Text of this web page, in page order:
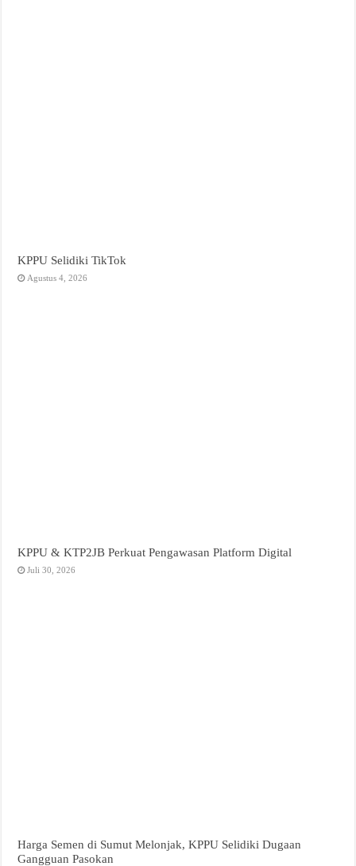
KPPU Selidiki TikTok
Agustus 4, 2026
KPPU & KTP2JB Perkuat Pengawasan Platform Digital
Juli 30, 2026
Harga Semen di Sumut Melonjak, KPPU Selidiki Dugaan
Gangguan Pasokan